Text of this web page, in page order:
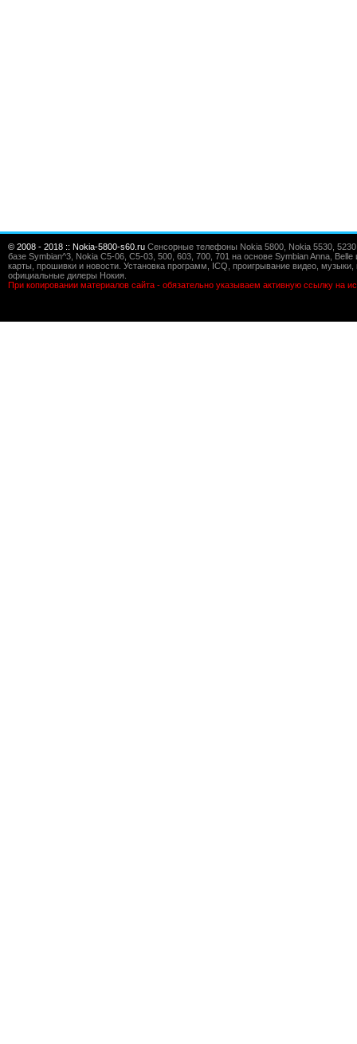
© 2008 - 2018 :: Nokia-5800-s60.ru Сенсорные телефоны Nokia 5800, Nokia 5530,
базе Symbian^3, Nokia C5-06, C5-03, 500, 603, 700, 701 на основе Symbian Anna,
карты, прошивки и новости. Установка программ, ICQ, проигрывание видео,
официальные дилеры Нокия.
При копировании материалов сайта - обязательно указываем активную ссылку на